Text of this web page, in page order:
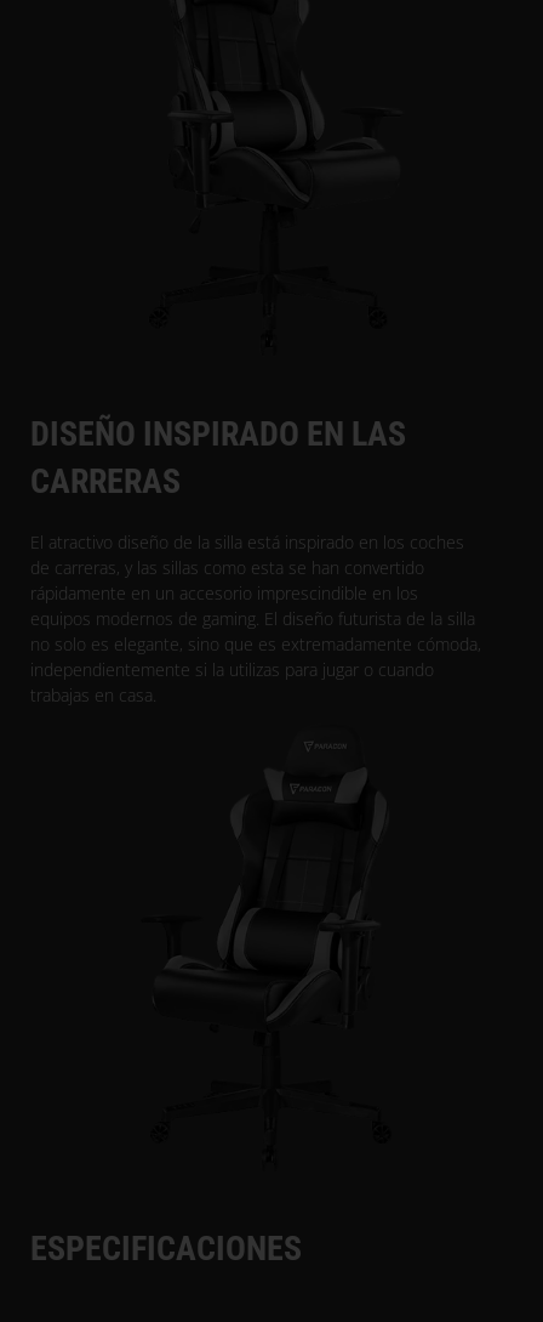
DISEÑO INSPIRADO EN LAS
CARRERAS
El atractivo diseño de la silla está inspirado en los coches
de carreras, y las sillas como esta se han convertido
rápidamente en un accesorio imprescindible en los
equipos modernos de gaming. El diseño futurista de la silla
no solo es elegante, sino que es extremadamente cómoda,
independientemente si la utilizas para jugar o cuando
trabajas en casa.
ESPECIFICACIONES